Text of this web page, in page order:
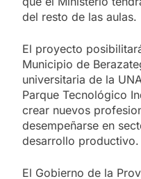
del resto de las aulas.
El proyecto
Municipio de
universitaria de la
Parque Tecnológico
crear nuevos
desempeñarse en
desarrollo productivo.
El Gobierno de la